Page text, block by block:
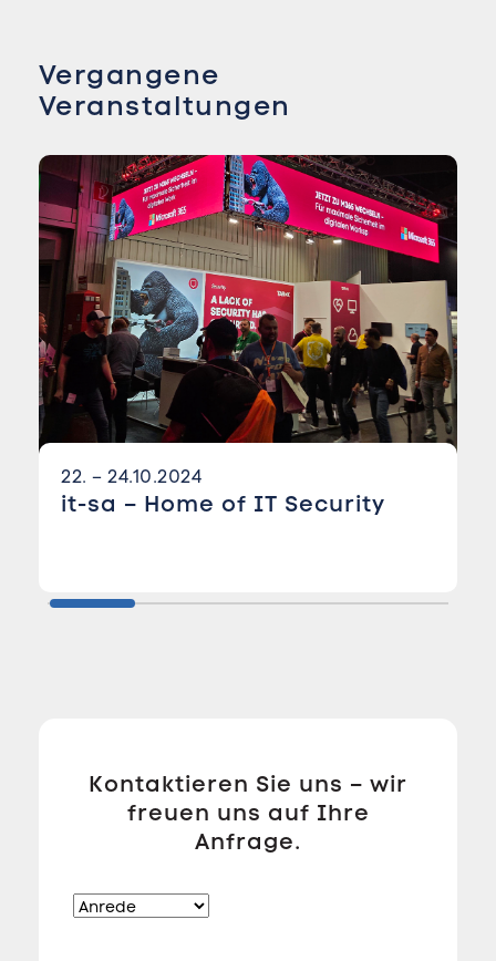
Vergangene
Veranstaltungen
22. – 24.10.2024
it-sa – Home of IT Security
Kontaktieren Sie uns – wir
freuen uns auf Ihre
Anfrage.